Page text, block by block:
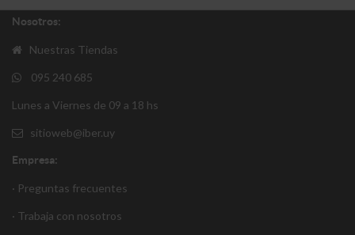
Nosotros:
Nuestras Tiendas
095 240 685
Lunes a Viernes de 09 a 18 hs
sitioweb@iber.uy
Empresa:
· Preguntas frecuentes
· Trabaja con nosotros